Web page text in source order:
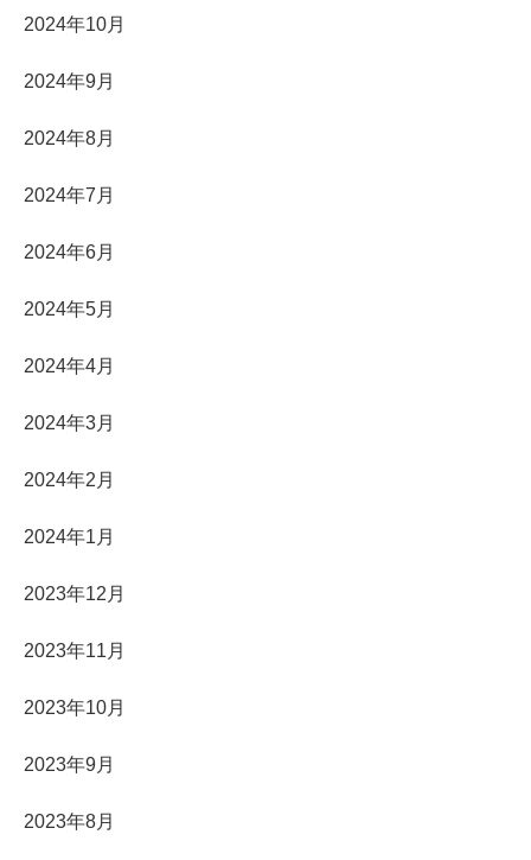
2024年10月
2024年9月
2024年8月
2024年7月
2024年6月
2024年5月
2024年4月
2024年3月
2024年2月
2024年1月
2023年12月
2023年11月
2023年10月
2023年9月
2023年8月